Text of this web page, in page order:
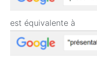
est équivalente à